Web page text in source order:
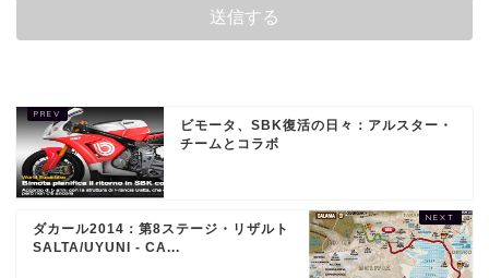
ビモータ、SBK復活の日々：アルスター・
チームとコラボ
ダカール2014：第8ステージ・リザルト
SALTA/UYUNI - CA...